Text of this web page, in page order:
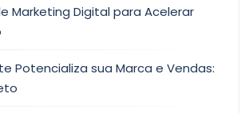
Marketing Digital para Acelerar
Potencializa sua Marca e Vendas: